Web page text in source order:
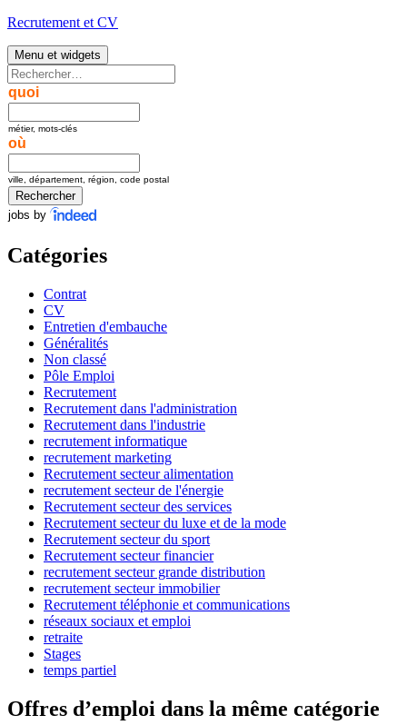
Aller
contenu
Recrutement et CV
Menu et widgets
Rechercher :
quoi
métier, mots-clés
où
ville, département, région, code postal
jobs by
Catégories
Contrat
CV
Entretien d'embauche
Généralités
Non classé
Pôle Emploi
Recrutement
Recrutement dans l'administration
Recrutement dans l'industrie
recrutement informatique
recrutement marketing
Recrutement secteur alimentation
recrutement secteur de l'énergie
Recrutement secteur des services
Recrutement secteur du luxe et de la mode
Recrutement secteur du sport
Recrutement secteur financier
recrutement secteur grande distribution
recrutement secteur immobilier
Recrutement téléphonie et communications
réseaux sociaux et emploi
retraite
Stages
temps partiel
Offres d’emploi dans la même catégorie